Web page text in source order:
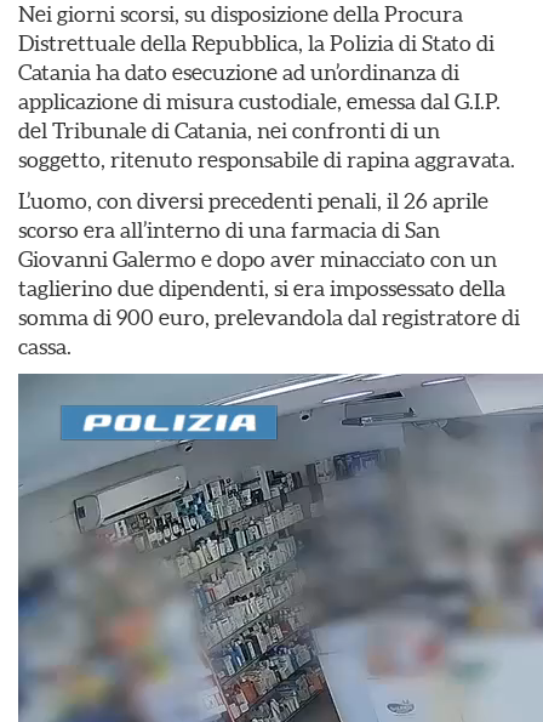
Nei giorni scorsi, su disposizione della Procura
Distrettuale della Repubblica, la Polizia di Stato di
Catania ha dato esecuzione ad un’ordinanza di
applicazione di misura custodiale, emessa dal G.I.P.
del Tribunale di Catania, nei confronti di un
soggetto, ritenuto responsabile di rapina aggravata.
L’uomo, con diversi precedenti penali, il 26 aprile
scorso era all’interno di una farmacia di San
Giovanni Galermo e dopo aver minacciato con un
taglierino due dipendenti, si era impossessato della
somma di 900 euro, prelevandola dal registratore di
cassa.